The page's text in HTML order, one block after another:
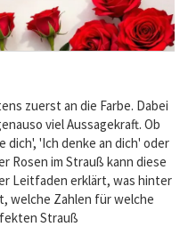
zuerst an die Farbe. Dabei
viel Aussagekraft. Ob
dich', 'Ich denke an dich' oder
Rosen im Strauß kann diese
Leitfaden erklärt, was hinter
welche Zahlen für welche
Strauß